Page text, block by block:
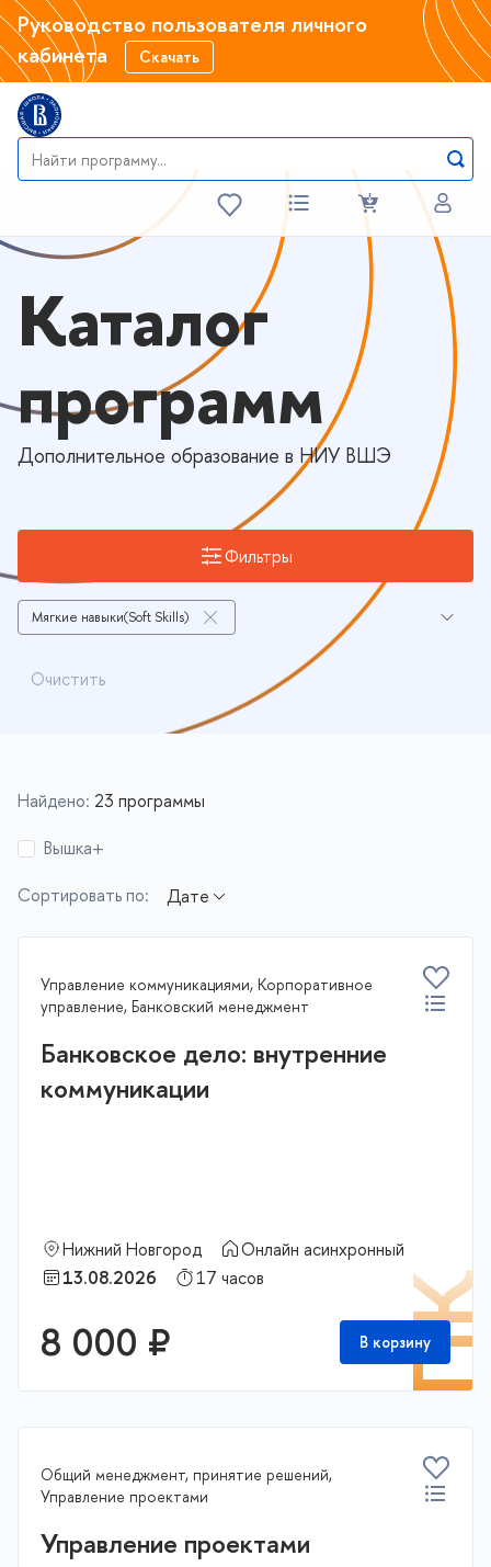
Руководство пользователя личного
кабинета
Скачать
Каталог
программ
Дополнительное образование в НИУ ВШЭ
Фильтры
Мягкие навыки(Soft Skills)
Управление персоналом/Кадровый менеджмент(HR-
менеджмент)
"Зелёная" экономика
Финансовые организации
Программы с актуальным набором
Очистить
Найдено: 23 программы
Вышка+
Сортировать по:
Управление коммуникациями, Корпоративное
управление, Банковский менеджмент
Банковское дело: внутренние
коммуникации
Нижний Новгород
Онлайн асинхронный
13.08.2026
17 часов
8 000 ₽ В корзину
Общий менеджмент, принятие решений,
Управление проектами
Управление проектами